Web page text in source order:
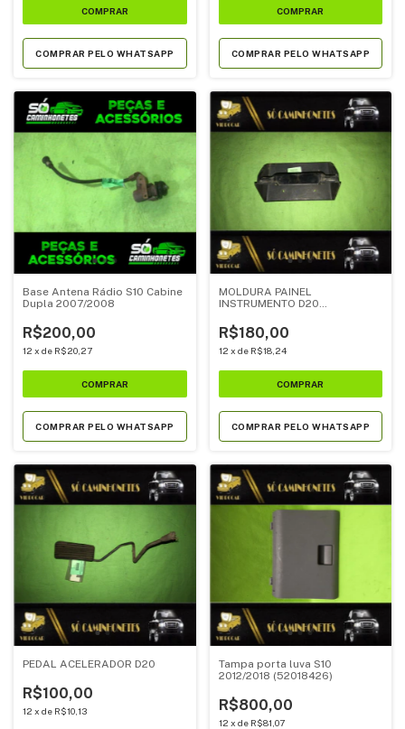
COMPRAR PELO WHATSAPP COMPRAR PELO WHATSAPP
Base Antena Rádio S10 Cabine
Dupla 2007/2008
R$200,00
12 x de R$20,27
COMPRAR PELO WHATSAPP
MOLDURA PAINEL
INSTRUMENTO D20
R$180,00
12 x de R$18,24
COMPRAR PELO WHATSAPP
PEDAL ACELERADOR D20
R$100,00
12 x de R$10,13
Tampa porta luva S10
2012/2018 (52018426)
R$800,00
12 x de R$81,07